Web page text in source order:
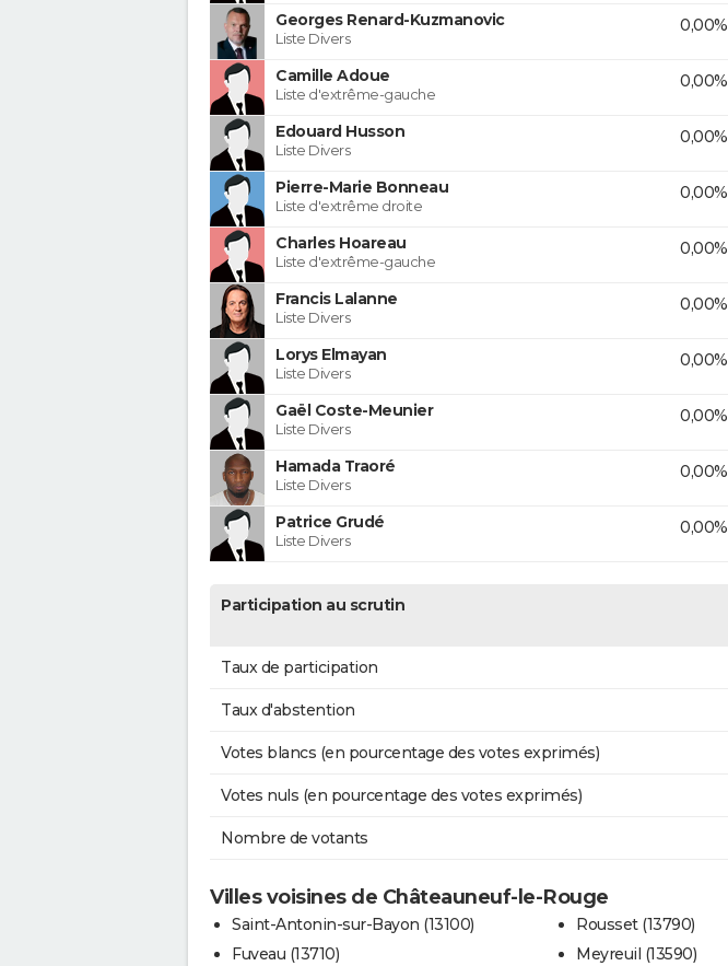
Georges Renard-Kuzmanovic
Liste Divers
0,00%
Camille Adoue
Liste d'extrême-gauche
0,00%
Edouard Husson
Liste Divers
0,00%
Pierre-Marie Bonneau
Liste d'extrême droite
0,00%
Charles Hoareau
Liste d'extrême-gauche
0,00%
Francis Lalanne
Liste Divers
0,00%
Lorys Elmayan
Liste Divers
0,00%
Gaël Coste-Meunier
Liste Divers
0,00%
Hamada Traoré
Liste Divers
0,00%
Patrice Grudé
Liste Divers
0,00%
Participation au scrutin
Taux de participation
Taux d'abstention
Votes blancs (en pourcentage des votes exprimés)
Votes nuls (en pourcentage des votes exprimés)
Nombre de votants
Villes voisines de Châteauneuf-le-Rouge
Saint-Antonin-sur-Bayon (13100)
Fuveau (13710)
Rousset (13790)
Meyreuil (13590)